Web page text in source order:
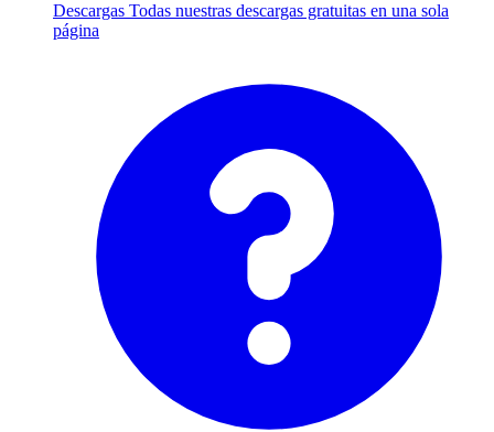
Descargas Todas nuestras descargas gratuitas en una sola
página